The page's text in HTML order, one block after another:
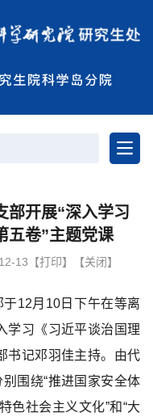
部开展“深入学习
五卷”主题党课
13 【打印】 【关闭】
12月10日下午在等离
学习《习近平谈治国理
书记邓羽佳主持。由代
围绕“推进国家安全体
色社会主义文化”和“大